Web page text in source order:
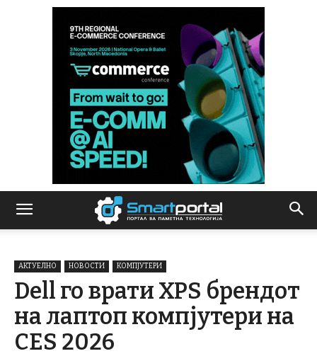
АКТУЕЛНО НОВОСТИ КОМПЈУТЕРИ
Dell го врати XPS брендот
на лаптоп компјутери на
CES 2026